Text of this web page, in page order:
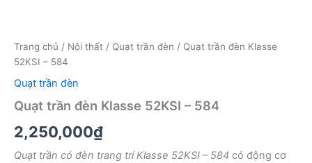
Trang chủ / Nội thất / Quạt trần đèn / Quạt trần đèn Klasse
52KSI – 584
Quạt trần đèn
Quạt trần đèn Klasse 52KSI – 584
2,250,000₫
Quạt trần có đèn trang trí Klasse 52KSI – 584 có động cơ